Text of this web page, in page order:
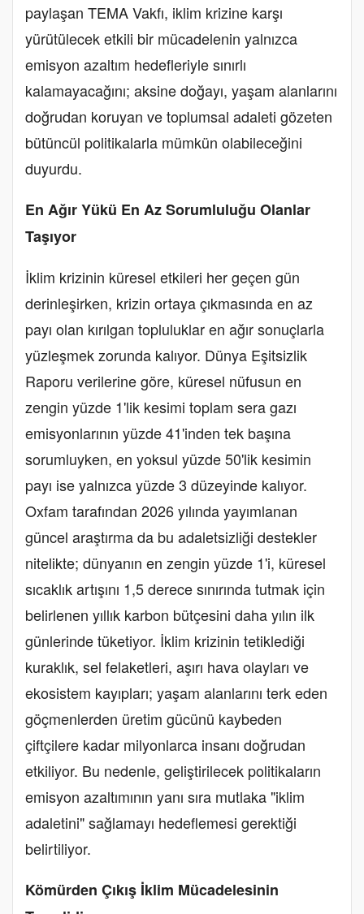
paylaşan TEMA Vakfı, iklim krizine karşı
yürütülecek etkili bir mücadelenin yalnızca
emisyon azaltım hedefleriyle sınırlı
kalamayacağını; aksine doğayı, yaşam alanlarını
doğrudan koruyan ve toplumsal adaleti gözeten
bütüncül politikalarla mümkün olabileceğini
duyurdu.
En Ağır Yükü En Az Sorumluluğu Olanlar
Taşıyor
İklim krizinin küresel etkileri her geçen gün
derinleşirken, krizin ortaya çıkmasında en az
payı olan kırılgan topluluklar en ağır sonuçlarla
yüzleşmek zorunda kalıyor. Dünya Eşitsizlik
Raporu verilerine göre, küresel nüfusun en
zengin yüzde 1'lik kesimi toplam sera gazı
emisyonlarının yüzde 41'inden tek başına
sorumluyken, en yoksul yüzde 50'lik kesimin
payı ise yalnızca yüzde 3 düzeyinde kalıyor.
Oxfam tarafından 2026 yılında yayımlanan
güncel araştırma da bu adaletsizliği destekler
nitelikte; dünyanın en zengin yüzde 1'i, küresel
sıcaklık artışını 1,5 derece sınırında tutmak için
belirlenen yıllık karbon bütçesini daha yılın ilk
günlerinde tüketiyor. İklim krizinin tetiklediği
kuraklık, sel felaketleri, aşırı hava olayları ve
ekosistem kayıpları; yaşam alanlarını terk eden
göçmenlerden üretim gücünü kaybeden
çiftçilere kadar milyonlarca insanı doğrudan
etkiliyor. Bu nedenle, geliştirilecek politikaların
emisyon azaltımının yanı sıra mutlaka "iklim
adaletini" sağlamayı hedeflemesi gerektiği
belirtiliyor.
Kömürden Çıkış İklim Mücadelesinin